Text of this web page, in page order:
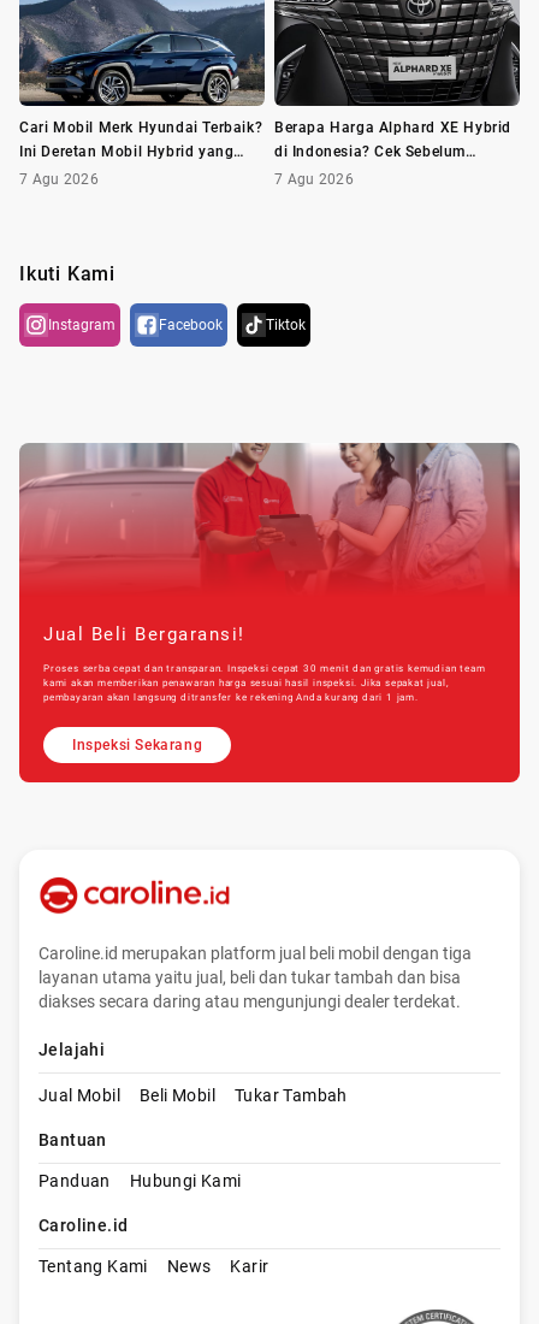
Cari Mobil Merk Hyundai Terbaik?
Ini Deretan Mobil Hybrid yang
Wajib Dilirik
7 Agu 2026
Berapa Harga Alphard XE Hybrid
di Indonesia? Cek Sebelum
Membeli
7 Agu 2026
Ikuti Kami
Instagram Facebook Tiktok
Jual Beli Bergaransi!
Proses serba cepat dan transparan. Inspeksi cepat 30 menit dan gratis kemudian team
kami akan memberikan penawaran harga sesuai hasil inspeksi. Jika sepakat jual,
pembayaran akan langsung ditransfer ke rekening Anda kurang dari 1 jam.
Inspeksi Sekarang
Caroline.id merupakan platform jual beli mobil dengan tiga
layanan utama yaitu jual, beli dan tukar tambah dan bisa
diakses secara daring atau mengunjungi dealer terdekat.
Jelajahi
Jual Mobil Beli Mobil Tukar Tambah
Bantuan
Panduan Hubungi Kami
Caroline.id
Tentang Kami News Karir